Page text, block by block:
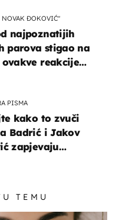
NOVAK ĐOKOVIĆ"
najpoznatijih
parova stigao na
reakcije
PISMA
kako to zvuči
Badrić i Jakov
zapjevaju
TEMU